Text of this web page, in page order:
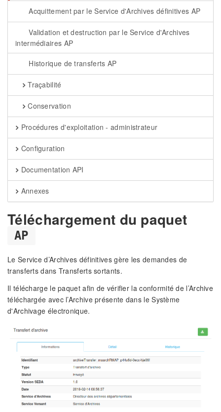
Acquittement par le Service d'Archives définitives AP
Validation et destruction par le Service d'Archives
intermédiaires AP
Historique de transferts AP
Traçabilité
Conservation
Procédures d'exploitation - administrateur
Configuration
Documentation API
Annexes
Téléchargement du paquet
AP
Le Service d’Archives définitives gère les demandes de
transferts dans Transferts sortants.
Il télécharge le paquet afin de vérifier la conformité de l’Archive
téléchargée avec l’Archive présente dans le Système
d'Archivage électronique.